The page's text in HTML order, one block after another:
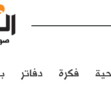
فكرة دفاتر